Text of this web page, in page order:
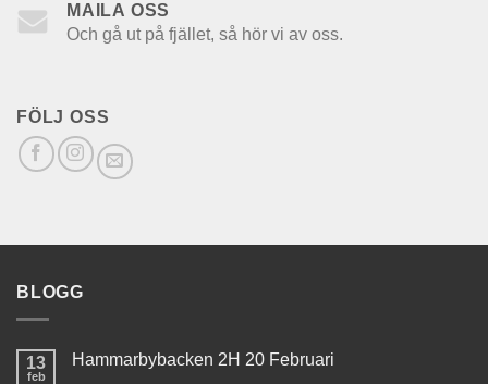
MAILA OSS
Och gå ut på fjället, så hör vi av oss.
FÖLJ OSS
BLOGG
13
feb
Hammarbybacken 2H 20 Februari